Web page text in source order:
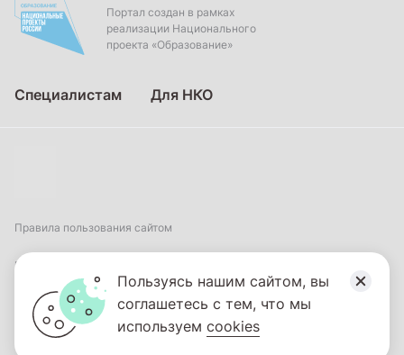
Портал создан в рамках
реализации Национального
проекта «Образование»
Специалистам Для НКО
Правила пользования сайтом
Пользовательское соглашение
Политика обработки персональных данных
© ФГБНУ «Институт коррекционной педагогики». Все права
Пользуясь нашим сайтом, вы
соглашетесь с тем, что мы
используем cookies